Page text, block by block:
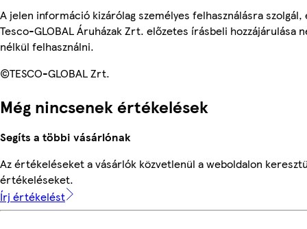
A jelen információ kizárólag személyes felhasználásra
Tesco-GLOBAL Áruházak Zrt. előzetes írásbeli hozzájárulása
nélkül felhasználni.
©TESCO-GLOBAL Zrt.
Még nincsenek értékelések
Segíts a többi vásárlónak
Az értékeléseket a vásárlók közvetlenül a weboldalon
értékeléseket.
Írj értékelést